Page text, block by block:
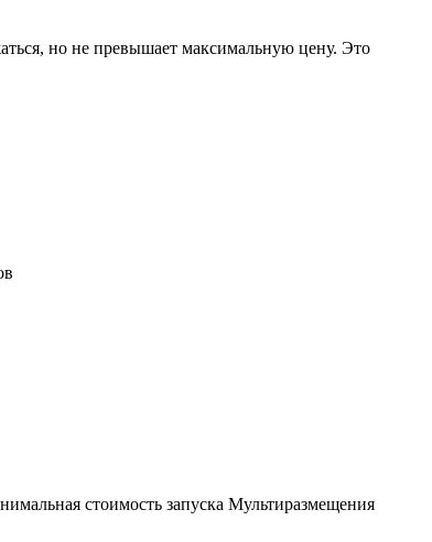
но не превышает максимальную цену. Это
стоимость запуска Мультиразмещения